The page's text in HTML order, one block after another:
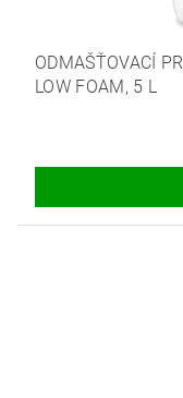
ODMAŠŤOVACÍ
LOW FOAM, 5 L